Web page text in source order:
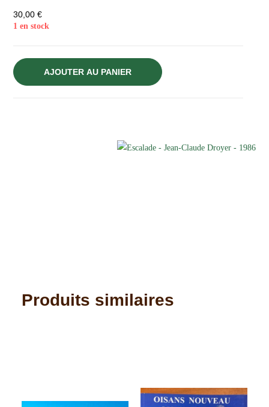
30,00€
1 en stock
AJOUTER AU PANIER
Produits similaires